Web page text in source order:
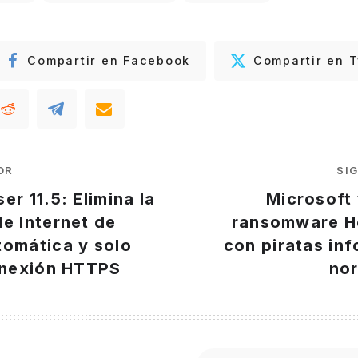
Compartir en Facebook Compartir en
11.5: Elimina la
Internet de
y solo
HTTPS
Microsoft
ransomware
con piratas